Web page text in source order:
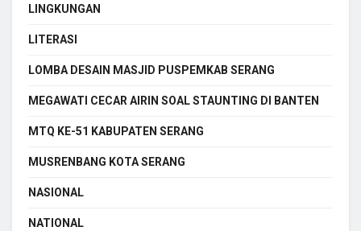
LINGKUNGAN
LITERASI
LOMBA DESAIN MASJID PUSPEMKAB SERANG
MEGAWATI CECAR AIRIN SOAL STAUNTING DI BANTEN
MTQ KE-51 KABUPATEN SERANG
MUSRENBANG KOTA SERANG
NASIONAL
NATIONAL